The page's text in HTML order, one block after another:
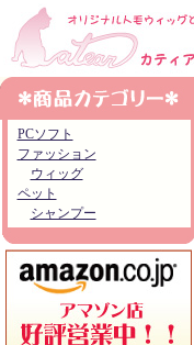
PCソフト
ファッション
ウィッグ
ペット
シャンプー